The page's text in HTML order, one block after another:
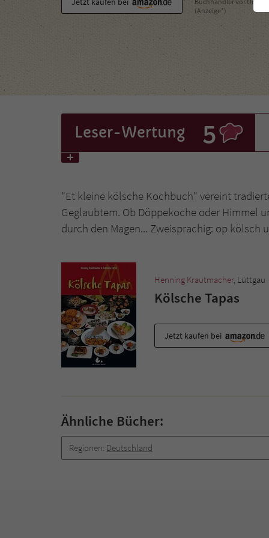
(Anzeige*)
Leser-Wertung 5
"Et kleine kölsche Kochbuch" vereint
Geglaubtem. Ob Döppekoche oder Himmel
durch den Magen... Zweisprachig: op kölsch
Henning Krautmacher, Lüttgau
Kölsche Tapas
Jetzt kaufen bei
Ähnliche Bücher:
Regionen: Deutschland